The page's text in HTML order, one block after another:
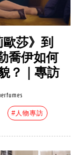
莎》到
喬伊如何
？｜專訪
#人物專訪